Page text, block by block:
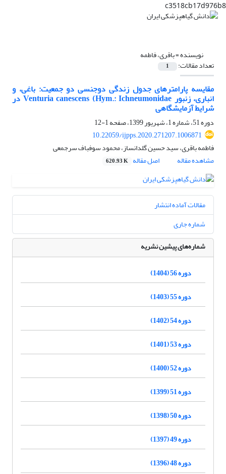
c3518cb17d976b8
نویسنده =باقری، فاطمه
تعداد مقالات: 1
مقایسه پارامترهای جدول زندگی دوجنسی دو جمعیت: باغی، و
انباری، زنبور Venturia canescens (Hym.: Ichneumonidae در
شرایط آزمایشگاهی
دوره 51، شماره 1، شهریور 1399، صفحه
1-12
10.22059/ijpps.2020.271207.1006871
فاطمه باقری، سید حسین گلدانساز، محمود سوفباف سرجمعی
مشاهده مقاله
اصل مقاله 620.93 K
مقالات آماده انتشار
شماره جاری
شماره‌های پیشین نشریه
دوره 56 (1404)
دوره 55 (1403)
دوره 54 (1402)
دوره 53 (1401)
دوره 52 (1400)
دوره 51 (1399)
دوره 50 (1398)
دوره 49 (1397)
دوره 48 (1396)